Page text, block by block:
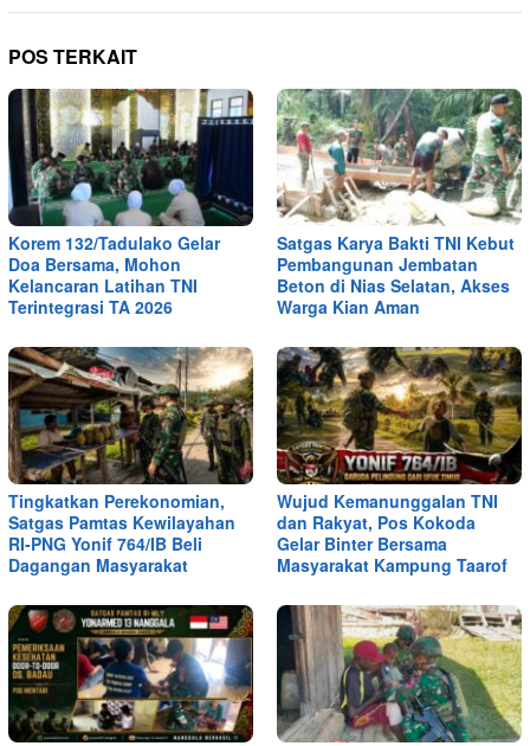
POS TERKAIT
Korem 132/Tadulako Gelar
Doa Bersama, Mohon
Kelancaran Latihan TNI
Terintegrasi TA 2026
Satgas Karya Bakti TNI Kebut
Pembangunan Jembatan
Beton di Nias Selatan, Akses
Warga Kian Aman
Tingkatkan Perekonomian,
Satgas Pamtas Kewilayahan
RI-PNG Yonif 764/IB Beli
Dagangan Masyarakat
Wujud Kemanunggalan TNI
dan Rakyat, Pos Kokoda
Gelar Binter Bersama
Masyarakat Kampung Taarof